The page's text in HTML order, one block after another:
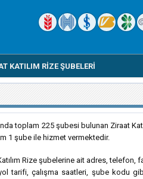
KATILIM RIZE ŞUBELERI
toplam 225 şubesi bulunan Ziraat
1 şube ile hizmet vermektedir.
Rize şubelerine ait adres,
tarifi, çalışma saatleri, şube kodu